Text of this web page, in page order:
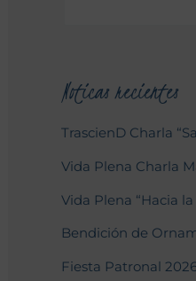
Noticas recientes
TrascienD Charla
Vida Plena Charla
Vida Plena “Hacia
Bendición de
Fiesta Patronal